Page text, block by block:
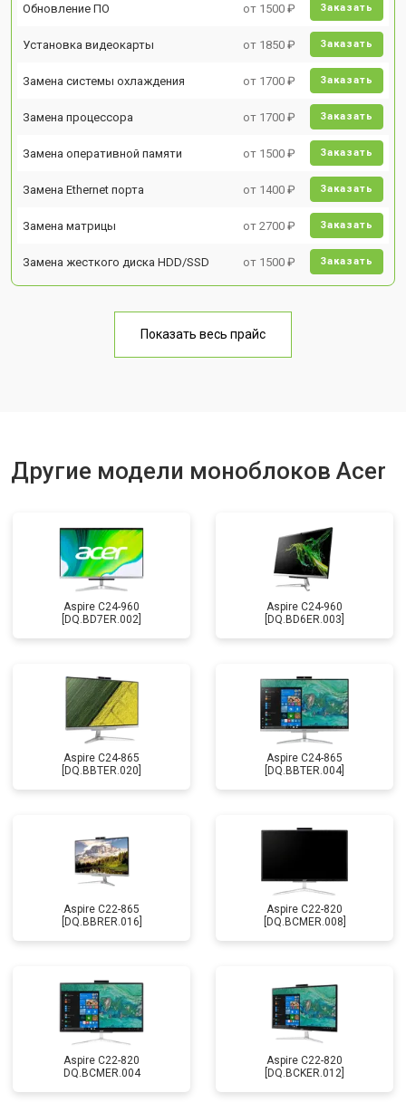
Обновление ПО от 1500 ₽ Заказать
Установка видеокарты от 1850 ₽ Заказать
Замена системы охлаждения от 1700 ₽ Заказать
Замена процессора от 1700 ₽ Заказать
Замена оперативной памяти от 1500 ₽ Заказать
Замена Ethernet порта от 1400 ₽ Заказать
Замена матрицы от 2700 ₽ Заказать
Замена жесткого диска HDD/SSD от 1500 ₽ Заказать
Показать весь прайс
Другие модели моноблоков Acer
Aspire C24-960
[DQ.BD7ER.002]
Aspire C24-960
[DQ.BD6ER.003]
Aspire C24-865
[DQ.BBTER.020]
Aspire C24-865
[DQ.BBTER.004]
Aspire C22-865
[DQ.BBRER.016]
Aspire C22-820
[DQ.BCMER.008]
Aspire C22-820
DQ.BCMER.004
Aspire C22-820
[DQ.BCKER.012]